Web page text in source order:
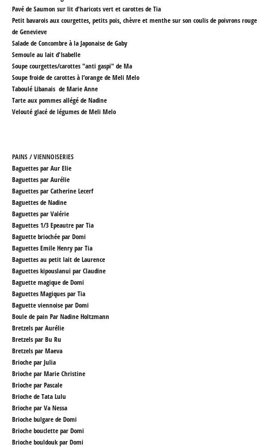
Pavé de Saumon sur lit d'haricots vert et carottes de Tia
Petit bavarois aux courgettes, petits pois, chèvre et menthe sur son coulis de poivrons rouge
de Genevieve
Salade de Concombre à la Japonaise de Gaby
Semoule au lait d'Isabelle
Soupe courgettes/carottes "anti gaspi" de Ma
Soupe froide de carottes à l’orange de Meli Melo
Taboulé Libanais de Marie Anne
Tarte aux pommes allégé de Nadine
Velouté glacé de légumes de Meli Melo
PAINS / VIENNOISERIES
Baguettes par Aur Elie
Baguettes par Aurélie
Baguettes par Catherine Lecerf
Baguettes de Nadine
Baguettes par Valérie
Baguettes 1/3 Epeautre par Tia
Baguette briochée par Domi
Baguettes Emile Henry par Tia
Baguettes au petit lait de Laurence
Baguettes kipouslanui par Claudine
Baguette magique de Domi
Baguettes Magiques par Tia
Baguette viennoise par Domi
Boule de pain Par Nadine Holtzmann
Bretzels par Aurélie
Bretzels par Bu Ru
Bretzels par Maeva
Brioche par Julia
Brioche par Marie Christine
Brioche par Pascale
Brioche de Tata Lulu
Brioche par Va Nessa
Brioche bulgare de Domi
Brioche bouclette par Domi
Brioche bouldouk par Domi